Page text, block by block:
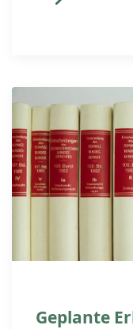
Geplante